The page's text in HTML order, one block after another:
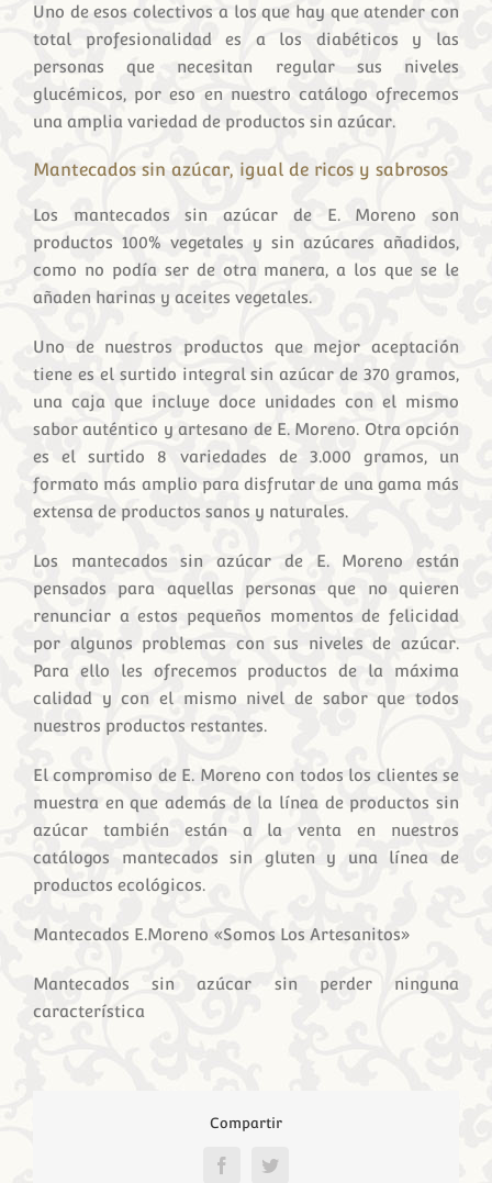
Uno de esos colectivos a los que hay que atender con
total profesionalidad es a los diabéticos y las
personas que necesitan regular sus niveles
glucémicos, por eso en nuestro catálogo ofrecemos
una amplia variedad de productos sin azúcar.
Mantecados sin azúcar, igual de ricos y sabrosos
Los mantecados sin azúcar de E. Moreno son
productos 100% vegetales y sin azúcares añadidos,
como no podía ser de otra manera, a los que se le
añaden harinas y aceites vegetales.
Uno de nuestros productos que mejor aceptación
tiene es el surtido integral sin azúcar de 370 gramos,
una caja que incluye doce unidades con el mismo
sabor auténtico y artesano de E. Moreno. Otra opción
es el surtido 8 variedades de 3.000 gramos, un
formato más amplio para disfrutar de una gama más
extensa de productos sanos y naturales.
Los mantecados sin azúcar de E. Moreno están
pensados para aquellas personas que no quieren
renunciar a estos pequeños momentos de felicidad
por algunos problemas con sus niveles de azúcar.
Para ello les ofrecemos productos de la máxima
calidad y con el mismo nivel de sabor que todos
nuestros productos restantes.
El compromiso de E. Moreno con todos los clientes se
muestra en que además de la línea de productos sin
azúcar también están a la venta en nuestros
catálogos mantecados sin gluten y una línea de
productos ecológicos.
Mantecados E.Moreno «Somos Los Artesanitos»
Mantecados sin azúcar sin perder ninguna
característica
Compartir
FacebookTwitter